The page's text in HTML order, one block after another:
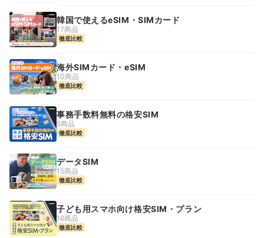
韓国で使えるeSIM・SIMカード
17商品
徹底比較
海外SIMカード・eSIM
10商品
徹底比較
事務手数料無料の格安SIM
5商品
徹底比較
データSIM
15商品
徹底比較
子ども用スマホ向け格安SIM・プラン
16商品
徹底比較